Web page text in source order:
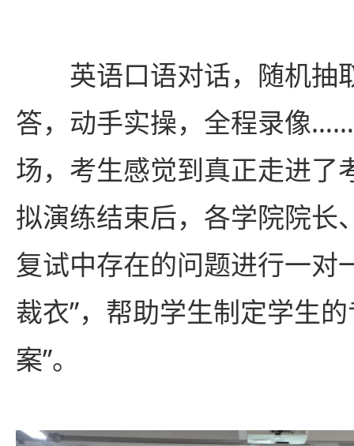
英语口语对话，随机抽
答，动手实操，全程录像
场，考生感觉到真正走进了
拟演练结束后，各学院院长
复试中存在的问题进行一对
裁衣”，帮助学生制定学生
案”。